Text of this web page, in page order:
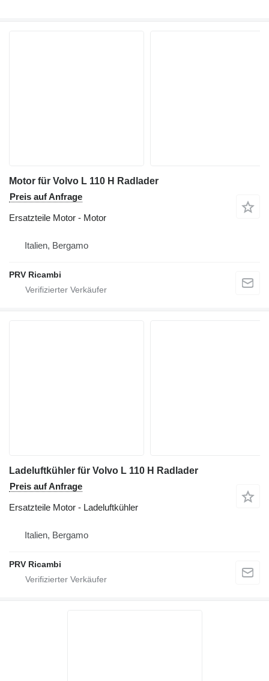
Motor für Volvo L 110 H Radlader
Preis auf Anfrage
Ersatzteile Motor - Motor
Italien, Bergamo
PRV Ricambi
Ladeluftkühler für Volvo L 110 H Radlader
Preis auf Anfrage
Ersatzteile Motor - Ladeluftkühler
Italien, Bergamo
PRV Ricambi